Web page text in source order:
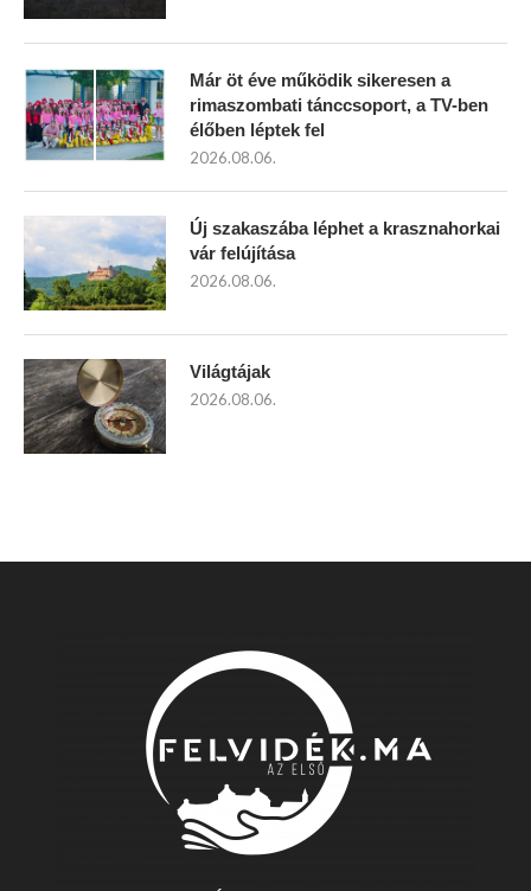
Már öt éve működik sikeresen a
rimaszombati tánccsoport, a TV-ben
élőben léptek fel
2026.08.06.
Új szakaszába léphet a krasznahorkai
vár felújítása
2026.08.06.
Világtájak
2026.08.06.